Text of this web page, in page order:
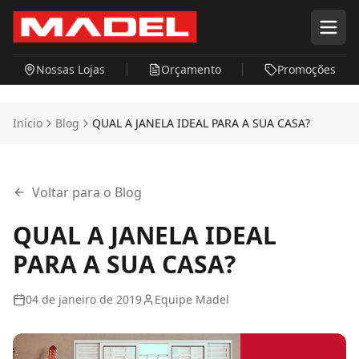
Pular para o conteúdo principal
Nossas Lojas Orçamento Promoções
Início Blog QUAL A JANELA IDEAL PARA A SUA CASA?
Voltar para o Blog
QUAL A JANELA IDEAL
PARA A SUA CASA?
04 de janeiro de 2019 Equipe Madel